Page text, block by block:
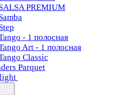
PREMIUM
- 1 полосная
Art - 1 полосная
Classiс
Parquet